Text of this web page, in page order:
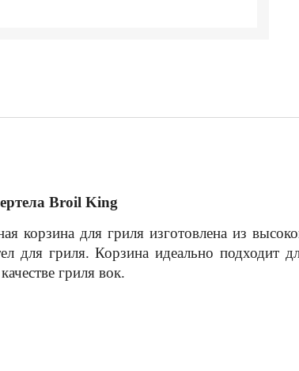
Broil King
корзина для гриля изготовлена ​​из
для гриля. Корзина идеально
гриля вок.